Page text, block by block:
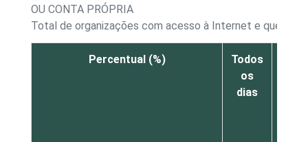
OU CONTA PRÓPRIA
Total de organizações com acesso à Internet e que
Percentual (%)
Todos
os
dias